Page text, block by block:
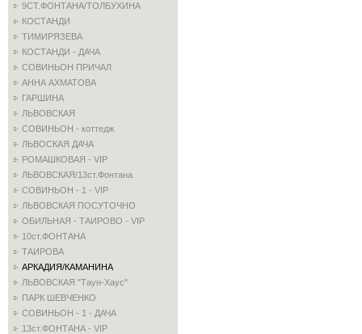
9СТ.ФОНТАНА/ТОЛБУХИНА
КОСТАНДИ
ТИМИРЯЗЕВА
КОСТАНДИ - ДАЧА
СОВИНЬОН ПРИЧАЛ
АННА АХМАТОВА
ГАРШИНА
ЛЬВОВСКАЯ
СОВИНЬОН - коттедж
ЛЬВОСКАЯ ДАЧА
РОМАШКОВАЯ - VIP
ЛЬВОВСКАЯ/13ст.Фонтана
СОВИНЬОН - 1 - VIP
ЛЬВОВСКАЯ ПОСУТОЧНО
ОБИЛЬНАЯ - ТАИРОВО - VIP
10ст.ФОНТАНА
ТАИРОВА
АРКАДИЯ/КАМАНИНА
ЛЬВОВСКАЯ "Таун-Хаус"
ПАРК ШЕВЧЕНКО
СОВИНЬОН - 1 - ДАЧА
13ст.ФОНТАНА - VIP